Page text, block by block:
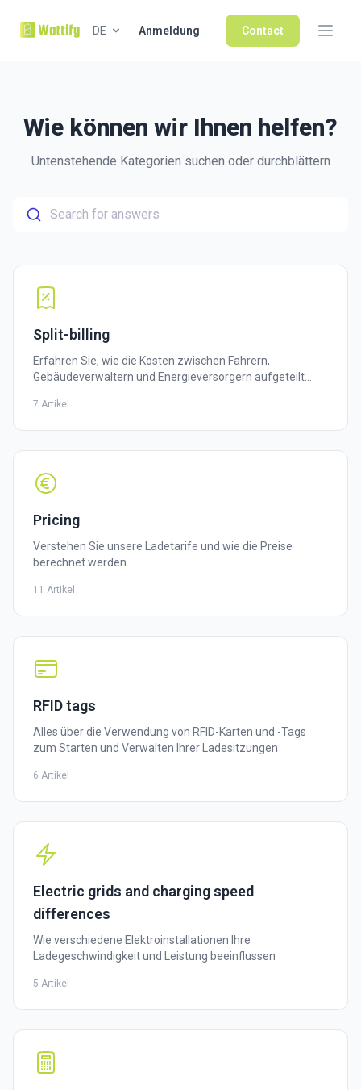
DE Anmeldung Contact
Wie können wir Ihnen helfen?
Untenstehende Kategorien suchen oder durchblättern
Search for answers
Split-billing
Erfahren Sie, wie die Kosten zwischen Fahrern,
Gebäudeverwaltern und Energieversorgern aufgeteilt
7 Artikel
Pricing
Verstehen Sie unsere Ladetarife und wie die Preise
berechnet werden
11 Artikel
RFID tags
Alles über die Verwendung von RFID-Karten und -Tags
zum Starten und Verwalten Ihrer Ladesitzungen
6 Artikel
Electric grids and charging speed
differences
Wie verschiedene Elektroinstallationen Ihre
Ladegeschwindigkeit und Leistung beeinflussen
5 Artikel